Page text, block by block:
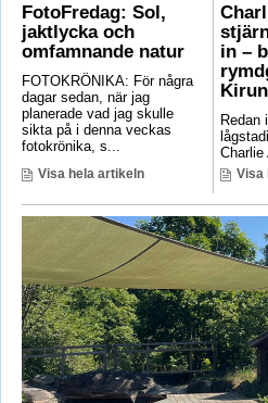
FotoFredag: Sol,
jaktlycka och
omfamnande natur
FOTOKRÖNIKA: För några
dagar sedan, när jag
planerade vad jag skulle
sikta på i denna veckas
fotokrönika, s...
Visa hela artikeln
in –
Redan
Charlie
Visa